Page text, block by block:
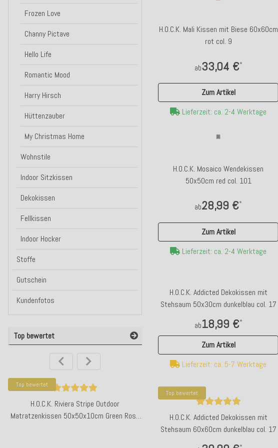
H.O.C.K. Mali Kissen mit Biese 60x60cm
rot col. 9
ab33,04 €*
Zum Artikel
Lieferzeit: ca. 2-4 Werktage
H.O.C.K. Mosaico Wendekissen
50x50cm red col. 101
ab28,99 €*
Zum Artikel
Lieferzeit: ca. 2-4 Werktage
H.O.C.K. Addicted Dekokissen mit
Stehsaum 50x30cm dunkelblau col. 17
ab18,99 €*
Zum Artikel
Lieferzeit: ca. 5-7 Werktage
Top bewertet
H.O.C.K. Addicted Dekokissen mit
Stehsaum 60x60cm dunkelblau col. 17
Frozen Love
Channy Pictave
Hello Life
Romantic Mood
Harry Hirsch
Hüttenzauber
My Christmas Home
Wohnstile
Indoor Sitzkissen
Dekokissen
Fellkissen
Indoor Hocker
Stoffe
Gutschein
Kundenfotos
Top bewertet
Top bewertet
H.O.C.K. Riviera Stripe Outdoor
Matratzenkissen 50x50x10cm Green Rosé
SALE
10%
N.Y.A. | 10Days Hose mit weitem Bein grau
denim mit Gürtel